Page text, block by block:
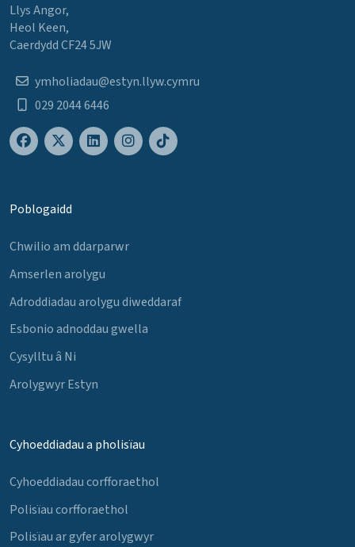
Llys Angor,
Heol Keen,
Caerdydd CF24 5JW
ymholiadau@estyn.llyw.cymru
029 2044 6446
Poblogaidd
Chwilio am ddarparwr
Amserlen arolygu
Adroddiadau arolygu diweddaraf
Esbonio adnoddau gwella
Cysylltu â Ni
Arolygwyr Estyn
Cyhoeddiadau a pholisïau
Cyhoeddiadau corfforaethol
Polisïau corfforaethol
Polisïau ar gyfer arolygwyr